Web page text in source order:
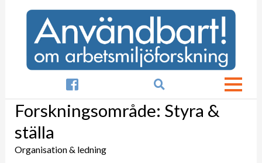

Forskningsområde: Styra &
ställa
Organisation & ledning